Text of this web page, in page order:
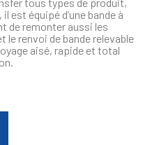
est équipé d’une bande à
de remonter aussi les
le renvoi de bande relevable
aisé, rapide et total